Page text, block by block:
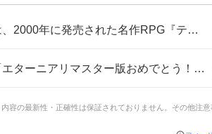
ーが待望されたことと、Nintendo Directで同時に多数の新作が発表されたことで注目が集まったためだと思われる。
「買う！！絶対に買う！！」といった声が多数上がり、ファンの期待感が高まっている様子がうかがえる。
容の最新性・正確性は保証されておりません。その他注意